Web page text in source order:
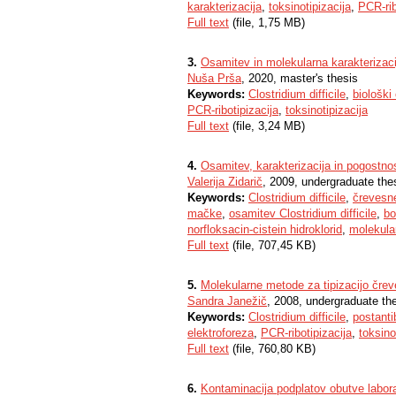
karakterizacija, toksinotipizacija, PCR-
Full text (file, 1,75 MB)
3. Osamitev in molekularna
Nuša Prša, 2020, master's thesis
Keywords: Clostridium difficile, biološki
PCR-ribotipizacija, toksinotipizacija
Full text (file, 3,24 MB)
4. Osamitev, karakterizacija in
Valerija Zidarič, 2009, undergraduate
Keywords: Clostridium difficile,
mačke, osamitev Clostridium difficile,
norfloksacin-cistein hidroklorid,
Full text (file, 707,45 KB)
5. Molekularne metode za tipizacijo
Sandra Janežič, 2008, undergraduate
Keywords: Clostridium difficile,
elektroforeza, PCR-ribotipizacija,
Full text (file, 760,80 KB)
6. Kontaminacija podplatov obutve